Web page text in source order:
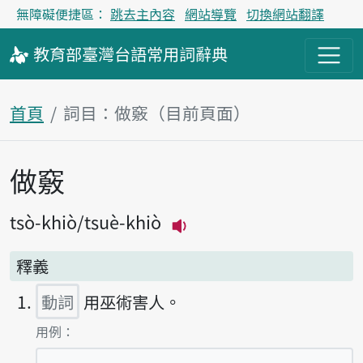
無障礙便捷區： 跳去主內容 網站導覽 切換網站翻譯
教育部臺灣台語常用詞辭典
首頁 詞目：做竅（目前頁面）
主內容區塊
做竅
tsò-khiò tsuè-khiò
釋義
動詞 用巫術害人。
第1項釋義的
用例：